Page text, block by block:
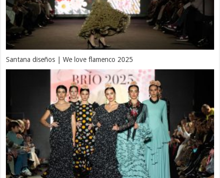
Santana diseños | We love flamenco 2025